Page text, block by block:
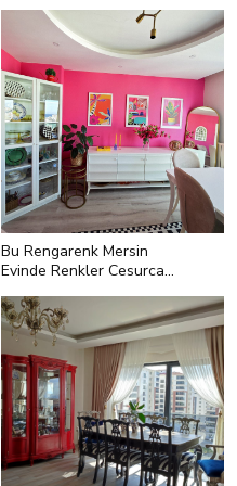
Bu Rengarenk Mersin
Evinde Renkler Cesurca